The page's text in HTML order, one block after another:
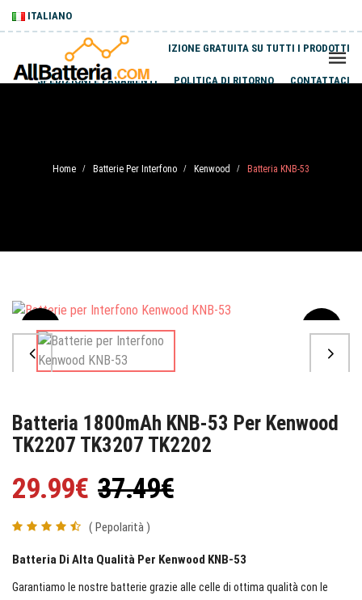
ITALIANO
SPEDIZIONE GRATUITA SU TUTTI I PRODOTTI
SPEDIZIONI E PAGAMENTI POLITICA DI RITORNO CONTATTACI
Home / Batterie Per Interfono / Kenwood / Batteria KNB-53
Sale
Batteria 1800mAh KNB-53 Per Kenwood
TK2207 TK3207 TK2202
29.99€ 37.49€
( Pepolarità )
Batteria Di Alta Qualità Per Kenwood KNB-53
Garantiamo le nostre batterie grazie alle celle di ottima qualità con le